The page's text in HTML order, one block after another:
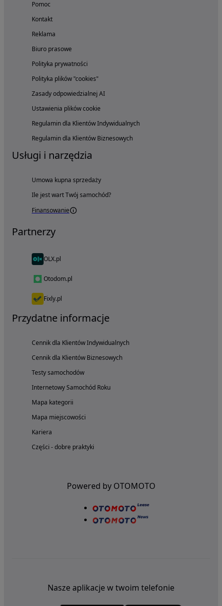
Pomoc
Kontakt
Reklama
Biuro prasowe
Polityka prywatności
Polityka plików "cookies"
Zasady odpowiedzialnej AI
Ustawienia plików cookie
Regulamin dla Klientów Indywidualnych
Regulamin dla Klientów Biznesowych
Usługi i narzędzia
Umowa kupna sprzedaży
Ile jest wart Twój samochód?
Finansowanie
Partnerzy
OLX.pl
Otodom.pl
Fixly.pl
Przydatne informacje
Cennik dla Klientów Indywidualnych
Cennik dla Klientów Biznesowych
Testy samochodów
Internetowy Samochód Roku
Mapa kategorii
Mapa miejscowości
Kariera
Części - dobre praktyki
Powered by OTOMOTO
Nasze aplikacje w twoim telefonie